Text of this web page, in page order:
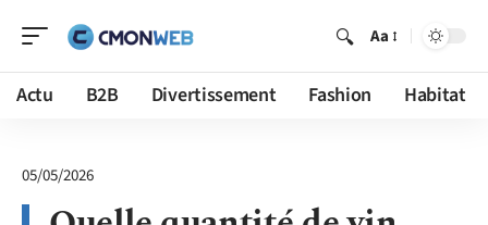
Aa
Actu B2B Divertissement Fashion Habitat
05/05/2026